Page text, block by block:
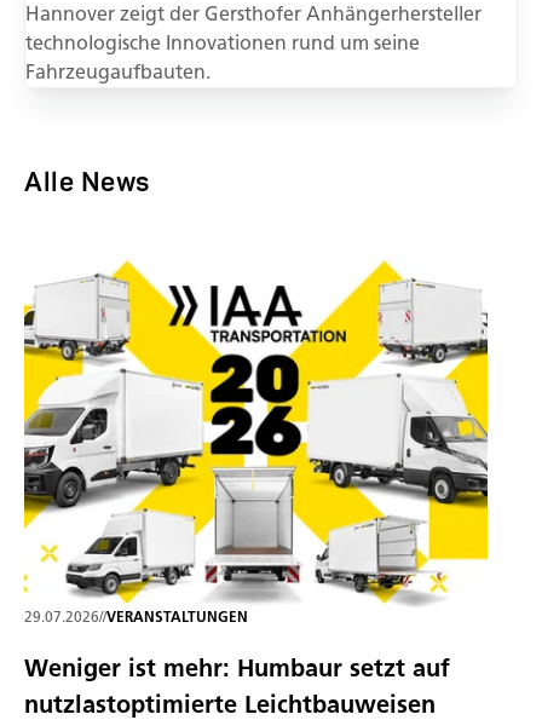
Hannover zeigt der Gersthofer Anhängerhersteller
technologische Innovationen rund um seine
Fahrzeugaufbauten.
Alle News
29.07.2026//VERANSTALTUNGEN
Weniger ist mehr: Humbaur setzt auf
nutzlastoptimierte Leichtbauweisen